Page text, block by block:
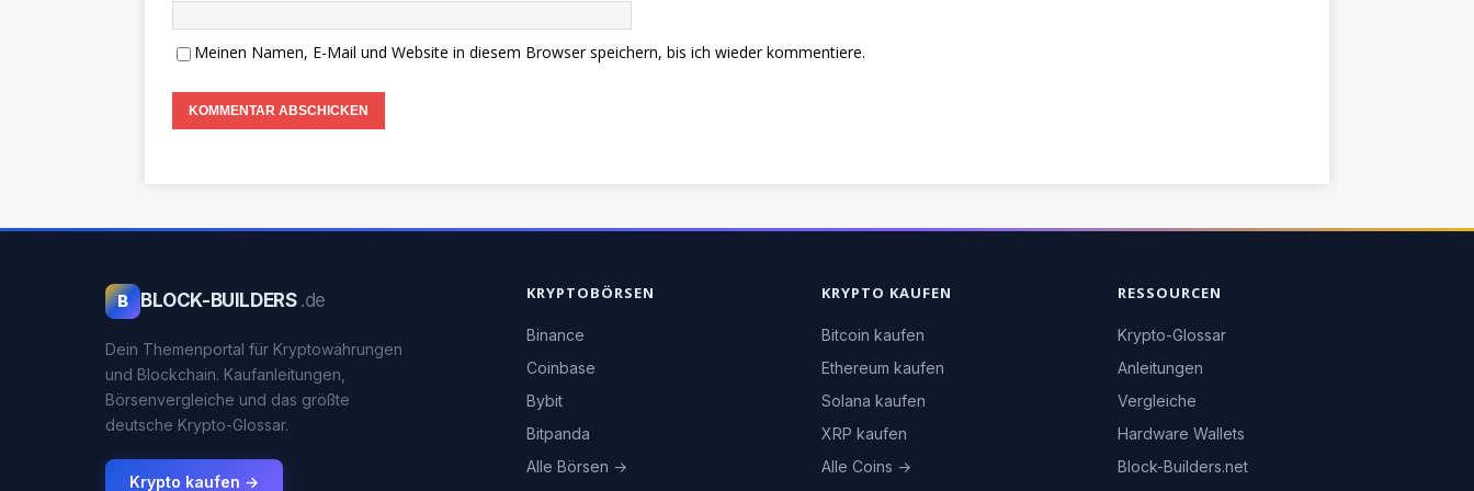
Meinen Namen, E-Mail und Website in diesem Browser speichern, bis ich wieder kommentiere.
B BLOCK-BUILDERS .de
Dein Themenportal für Kryptowährungen
und Blockchain. Kaufanleitungen,
Börsenvergleiche und das größte
deutsche Krypto-Glossar.
Krypto kaufen →
KRYPTOBÖRSEN
Binance
Coinbase
Bybit
Bitpanda
Alle Börsen →
KRYPTO KAUFEN
Bitcoin kaufen
Ethereum kaufen
Solana kaufen
XRP kaufen
Alle Coins →
RESSOURCEN
Krypto-Glossar
Anleitungen
Vergleiche
Hardware Wallets
Block-Builders.net